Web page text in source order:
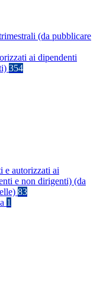
(da pubblicare
ai dipendenti
354
e autorizzati ai
e non dirigenti) (da
83
1